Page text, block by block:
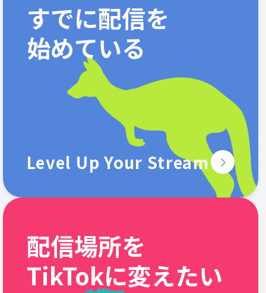
すでに配信を
始めている
Level Up Your Stream
配信場所を
TikTokに変えたい